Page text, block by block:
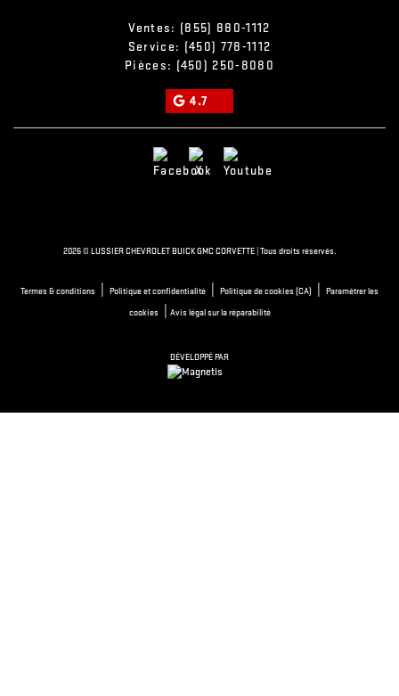
Ventes: (855) 880-1112
Service: (450) 778-1112
Pièces: (450) 250-8080
4.7
2026 © LUSSIER CHEVROLET BUICK GMC CORVETTE| Tous droits réservés.
Termes & conditions Politique et confidentialité Politique de cookies (CA)
Paramétrer les
cookies| Avis légal sur la réparabilité
DÉVELOPPÉ PAR